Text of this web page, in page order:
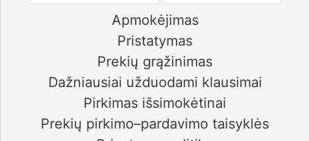
Apmokėjimas
Pristatymas
Prekių grąžinimas
Dažniausiai užduodami klausimai
Pirkimas išsimokėtinai
Prekių pirkimo–pardavimo taisyklės